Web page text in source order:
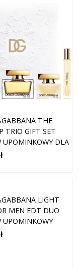
THE
TRIO GIFT SET
UPOMINKOWY DLA
LIGHT
MEN EDT DUO
UPOMINKOWY
DLA